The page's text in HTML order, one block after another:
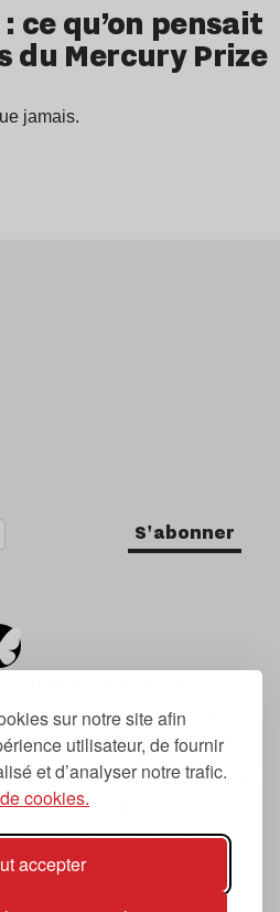
sur notre site afin
utilisateur, de fournir
et d’analyser notre trafic.
cookies.
accepter
ce qu’on pensait
du Mercury Prize
jamais.
S'abonner
sur la
tendances, dont la
de 2007.
« prochain », « suivant
la thématique du
nouvelles tendances
de la musique
du hip hop, et des